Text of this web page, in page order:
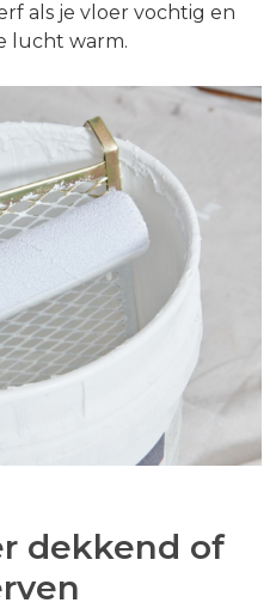
als je vloer vochtig en
lucht warm.
dekkend of